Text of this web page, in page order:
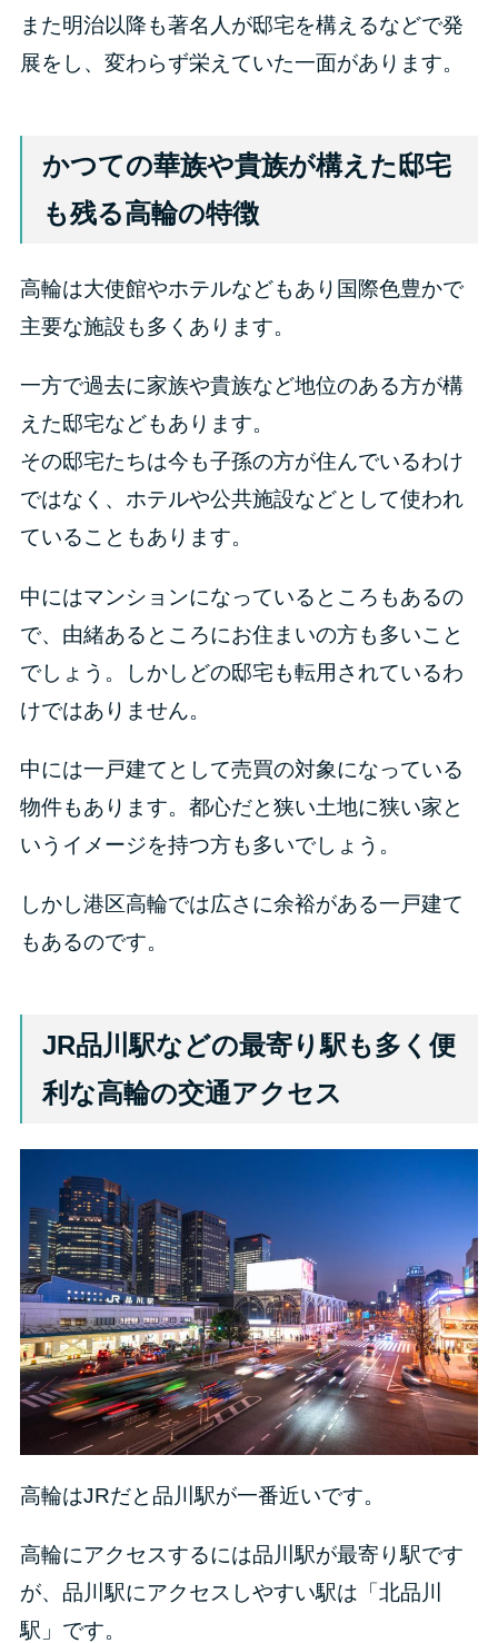
また明治以降も著名人が邸宅を構えるなどで発
展をし、変わらず栄えていた一面があります。
かつての華族や貴族が構えた邸宅
も残る高輪の特徴
高輪は大使館やホテルなどもあり国際色豊かで
主要な施設も多くあります。
一方で過去に家族や貴族など地位のある方が構
えた邸宅などもあります。
その邸宅たちは今も子孫の方が住んでいるわけ
ではなく、ホテルや公共施設などとして使われ
ていることもあります。
中にはマンションになっているところもあるの
で、由緒あるところにお住まいの方も多いこと
でしょう。しかしどの邸宅も転用されているわ
けではありません。
中には一戸建てとして売買の対象になっている
物件もあります。都心だと狭い土地に狭い家と
いうイメージを持つ方も多いでしょう。
しかし港区高輪では広さに余裕がある一戸建て
もあるのです。
JR品川駅などの最寄り駅も多く便
利な高輪の交通アクセス
高輪はJRだと品川駅が一番近いです。
高輪にアクセスするには品川駅が最寄り駅です
が、品川駅にアクセスしやすい駅は「北品川
駅」です。